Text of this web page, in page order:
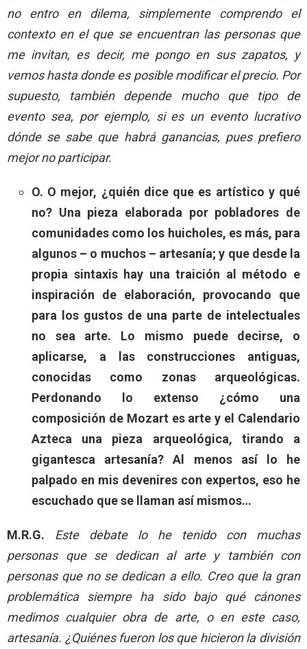
no entro en dilema, simplemente comprendo el
contexto en el que se encuentran las personas que
me invitan, es decir, me pongo en sus zapatos, y
vemos hasta donde es posible modificar el precio. Por
supuesto, también depende mucho que tipo de
evento sea, por ejemplo, si es un evento lucrativo
dónde se sabe que habrá ganancias, pues prefiero
mejor no participar.
O. O mejor, ¿quién dice que es artístico y qué
no? Una pieza elaborada por pobladores de
comunidades como los huicholes, es más, para
algunos – o muchos – artesanía; y que desde la
propia sintaxis hay una traición al método e
inspiración de elaboración, provocando que
para los gustos de una parte de intelectuales
no sea arte. Lo mismo puede decirse, o
aplicarse, a las construcciones antiguas,
conocidas como zonas arqueológicas.
Perdonando lo extenso ¿cómo una
composición de Mozart es arte y el Calendario
Azteca una pieza arqueológica, tirando a
gigantesca artesanía? Al menos así lo he
palpado en mis devenires con expertos, eso he
escuchado que se llaman así mismos…
M.R.G. Este debate lo he tenido con muchas
personas que se dedican al arte y también con
personas que no se dedican a ello. Creo que la gran
problemática siempre ha sido bajo qué cánones
medimos cualquier obra de arte, o en este caso,
artesanía. ¿Quiénes fueron los que hicieron la división